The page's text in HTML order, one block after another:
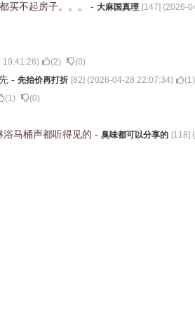
买不起房子。。。 - 大麻国真理 [147] (2026-
19:41:26) (2) (0)
- 先抬价再打折 [82] (2026-04-28 22:07:34) (1)
(1) (0)
马桶声都听得见的 - 臭味都可以分享的 [118] (